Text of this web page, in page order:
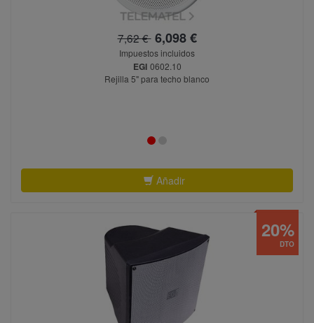
7,62 €6,098 €
Impuestos incluidos
EGI 0602.10
Rejilla 5" para techo blanco
Añadir
DTO
20%